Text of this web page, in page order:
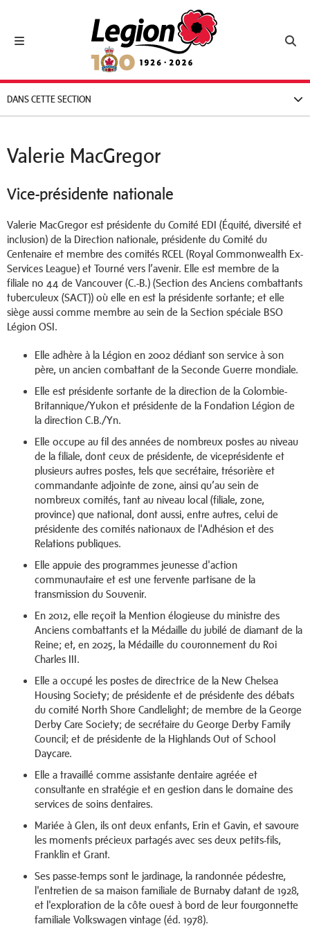
Toggle navigation
Royal Canadian Legion
DANS CETTE SECTION
Valerie MacGregor
Vice-présidente nationale
Valerie MacGregor est présidente du Comité EDI (Équité, diversité et
inclusion) de la Direction nationale, présidente du Comité du
Centenaire et membre des comités RCEL (Royal Commonwealth Ex-
Services League) et Tourné vers l’avenir. Elle est membre de la
filiale no 44 de Vancouver (C.-B.) (Section des Anciens combattants
tuberculeux (SACT)) où elle en est la présidente sortante; et elle
siège aussi comme membre au sein de la Section spéciale BSO
Légion OSI.
Elle adhère à la Légion en 2002 dédiant son service à son
père, un ancien combattant de la Seconde Guerre mondiale.
Elle est présidente sortante de la direction de la Colombie­
Britannique/Yukon et présidente de la Fondation Légion de
la direction C.­B./Yn.
Elle occupe au fil des années de nombreux postes au niveau
de la filiale, dont ceux de présidente, de vice­présidente et
plusieurs autres postes, tels que secrétaire, trésorière et
commandante adjointe de zone, ainsi qu’au sein de
nombreux comités, tant au niveau local (filiale, zone,
province) que national, dont aussi, entre autres, celui de
présidente des comités nationaux de l'Adhésion et des
Relations publiques.
Elle appuie des programmes jeunesse d'action
communautaire et est une fervente partisane de la
transmission du Souvenir.
En 2012, elle reçoit la Mention élogieuse du ministre des
Anciens combattants et la Médaille du jubilé de diamant de la
Reine; et, en 2025, la Médaille du couronnement du Roi
Charles III.
Elle a occupé les postes de directrice de la New Chelsea
Housing Society; de présidente et de présidente des débats
du comité North Shore Candlelight; de membre de la George
Derby Care Society; de secrétaire du George Derby Family
Council; et de présidente de la Highlands Out of School
Daycare.
Elle a travaillé comme assistante dentaire agréée et
consultante en stratégie et en gestion dans le domaine des
services de soins dentaires.
Mariée à Glen, ils ont deux enfants, Erin et Gavin, et savoure
les moments précieux partagés avec ses deux petits-fils,
Franklin et Grant.
Ses passe-temps sont le jardinage, la randonnée pédestre,
l'entretien de sa maison familiale de Burnaby datant de 1928,
et l'exploration de la côte ouest à bord de leur fourgonnette
familiale Volkswagen vintage (éd. 1978).